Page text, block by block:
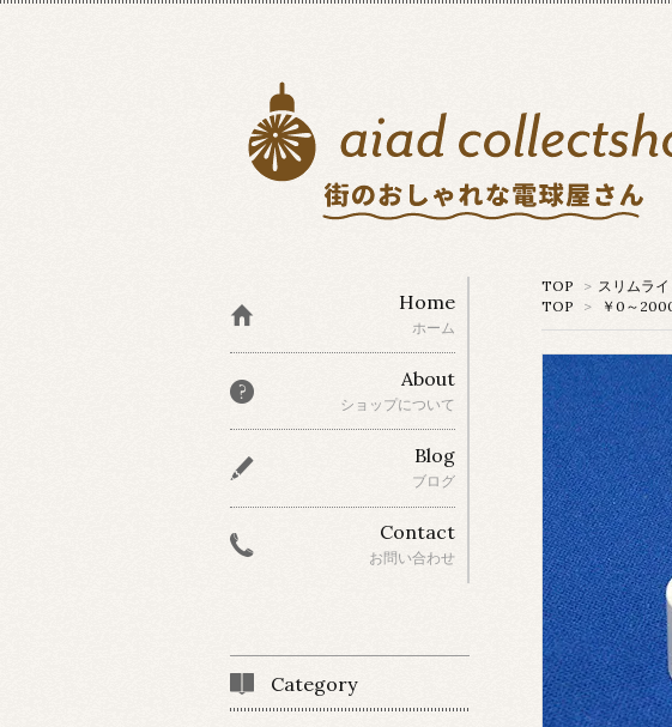
TOP > スリムライ
TOP
> ￥0～
Home
ホーム
About
ショップについて
Blog
ブログ
Contact
お問い合わせ
Category